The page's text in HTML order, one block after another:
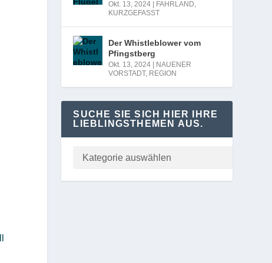
Okt. 13, 2024 FAHRLAND,
KURZGEFASST
Der Whistleblower vom
Pfingstberg
Okt. 13, 2024
NAUENER
VORSTADT, REGION
SUCHE SIE SICH HIER IHRE
LIEBLINGSTHEMEN AUS.